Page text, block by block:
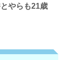
やらも21歳